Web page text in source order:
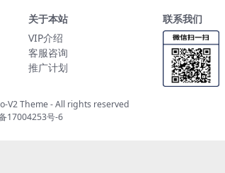
关于本站
VIP介绍
客服咨询
推广计划
联系我们
V2 Theme- All rights reserved
17004253号-6